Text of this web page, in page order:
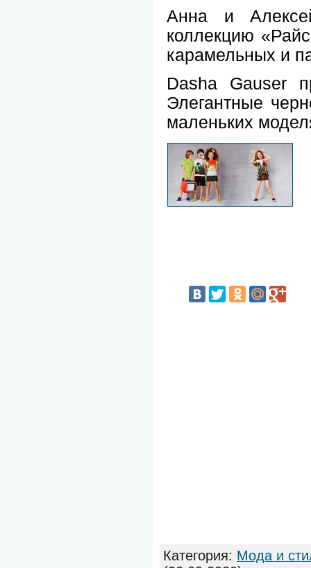
Анна и
коллекцию
карамельных и
Dasha Gauser
Элегантные
маленьких
Категория: Мода и